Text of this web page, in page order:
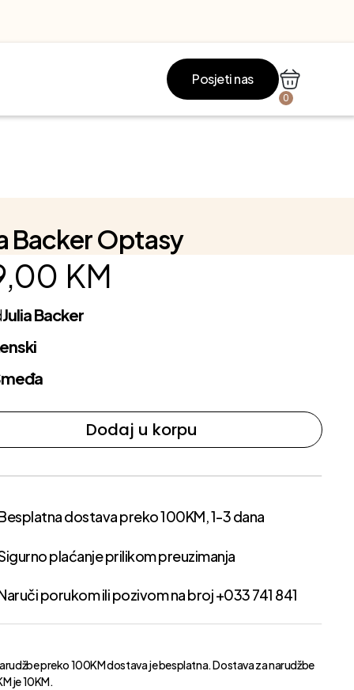
Posjeti nas
0
Backer Optasy
KM
Julia Backer
Dodaj u korpu
dostava preko 100KM, 1-3 dana
plaćanje prilikom preuzimanja
porukom ili pozivom na broj +033 741 841
preko 100KM dostava je besplatna. Dostava za narudžbe
je 10KM.